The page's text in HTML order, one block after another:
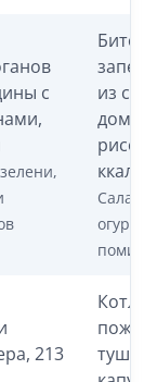
с
из
ккал
Салат
213